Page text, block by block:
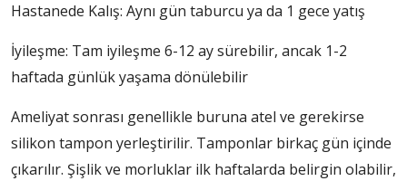
Hastanede Kalış: Aynı gün taburcu ya da 1 gece yatış
İyileşme: Tam iyileşme 6-12 ay sürebilir, ancak 1-2
haftada günlük yaşama dönülebilir
Ameliyat sonrası genellikle buruna atel ve gerekirse
silikon tampon yerleştirilir. Tamponlar birkaç gün içinde
çıkarılır. Şişlik ve morluklar ilk haftalarda belirgin olabilir,